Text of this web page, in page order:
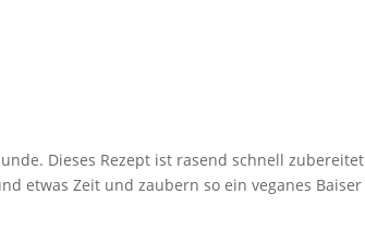
Dieses Rezept ist rasend schnell zubereitet
etwas Zeit und zaubern so ein veganes Baiser